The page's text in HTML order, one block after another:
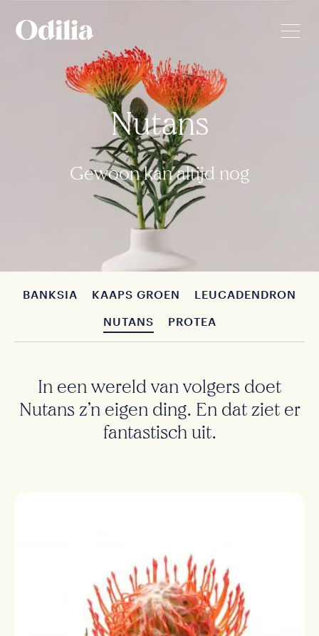
Nutans
Gewoon kan altijd nog
BANKSIA KAAPS GROEN
LEUCADENDRON
NUTANS
PROTEA
In een wereld van volgers doet
Nutans z’n eigen ding. En dat ziet er
fantastisch uit.